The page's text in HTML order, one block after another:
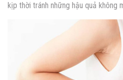
kịp thời tránh những hậu quả không